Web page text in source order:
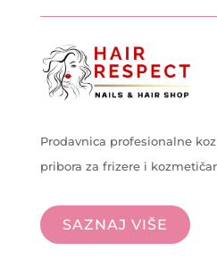
Prodavnica profesionalne
pribora za frizere i
SAZNAJ VIŠE